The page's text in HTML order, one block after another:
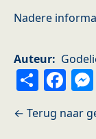
Nadere
Auteur